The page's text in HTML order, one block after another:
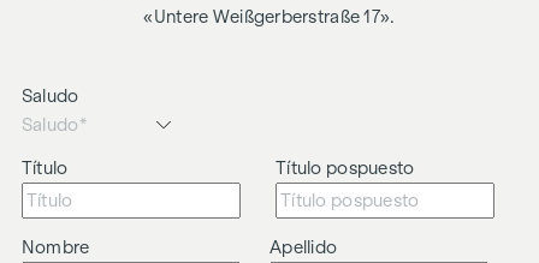
«Untere Weißgerberstraße 17».
Saludo
Título Título pospuesto
Nombre Apellido